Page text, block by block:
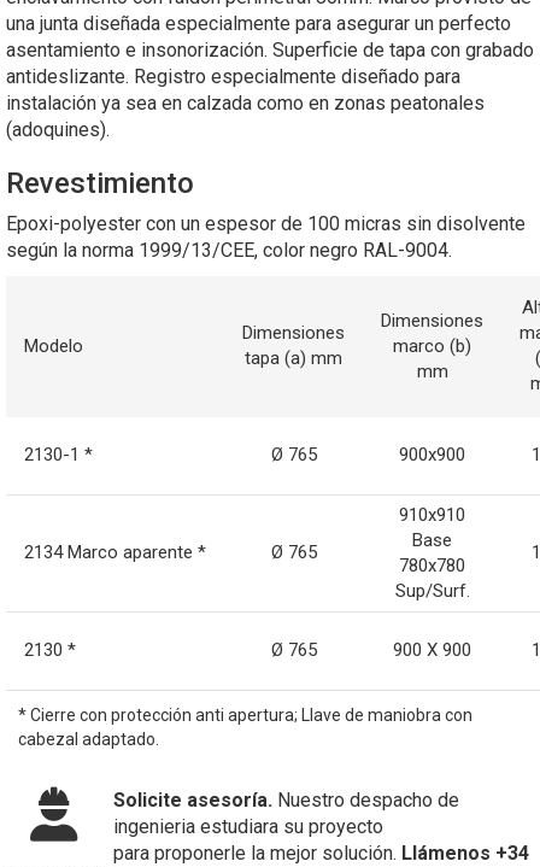
una junta diseñada especialmente para asegurar un perfecto
asentamiento e insonorización. Superficie de tapa con grabado
antideslizante. Registro especialmente diseñado para
instalación ya sea en calzada como en zonas peatonales
(adoquines).
Revestimiento
Epoxi-polyester con un espesor de 100 micras sin disolvente
según la norma 1999/13/CEE, color negro RAL-9004.
Modelo
Dimensiones
tapa (a) mm
Dimensiones
marco (b)
mm
2130-1 * Ø 765 900x900
2134 Marco aparente * Ø 765
910x910
Base
780x780
Sup/Surf.
2130 * Ø 765 900 X 900
* Cierre con protección anti apertura; Llave de maniobra con
cabezal adaptado.
Solicite asesoría. Nuestro despacho de
ingenieria estudiara su proyecto
para proponerle la mejor solución. Llámenos +34